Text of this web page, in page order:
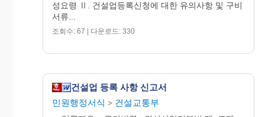
성요령 Ⅱ. 건설업등록신청에 대한 유의사항 및 구비
서류...
조회수: 67 | 다운로드: 330
건설업 등록 사항 신고서
민원행정서식 > 건설교통부